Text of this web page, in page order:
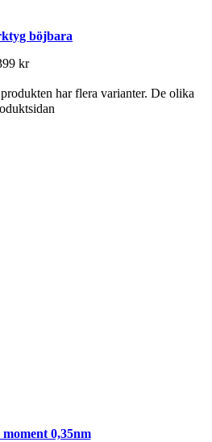
böjbara
kr
har flera varianter. De olika
0,35nm